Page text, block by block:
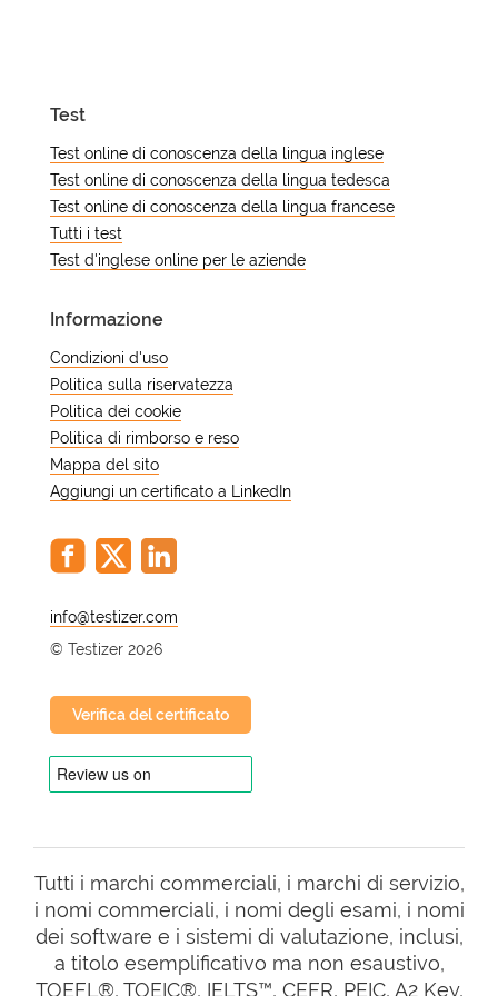
professionale possono raggiungere
pratica costante.
esecutive. La ricerca suggerisce che
le persone bilingui mostrano un
ritardo di diversi anni nell'insorgenza
del declino cognitivo rispetto ai
monolingui – un effetto attribuito
all'attività mentale sostenuta del
Test
Test online di conoscenza della lingua inglese
Test online di conoscenza della lingua tedesca
Test online di conoscenza della lingua francese
Tutti i test
Test d'inglese online per le aziende
Informazione
Condizioni d'uso
Politica sulla riservatezza
Politica dei cookie
Politica di rimborso e reso
Mappa del sito
Aggiungi un certificato a LinkedIn
@
© Testizer 2026
Verifica del certificato
Tutti i marchi commerciali, i marchi di servizio,
i nomi commerciali, i nomi degli esami, i nomi
dei software e i sistemi di valutazione, inclusi,
a titolo esemplificativo ma non esaustivo,
TOEFL®, TOEIC®, IELTS™, CEFR, PEIC, A2 Key,